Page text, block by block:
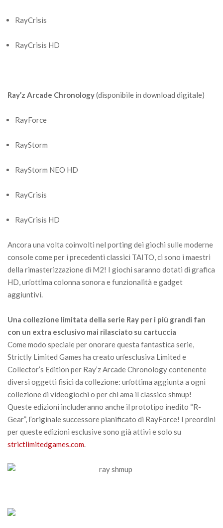
RayCrisis
RayCrisis HD
Ray’z Arcade Chronology(disponibile in download digitale)
RayForce
RayStorm
RayStorm NEO HD
RayCrisis
RayCrisis HD
Ancora una volta coinvolti nel porting dei giochi sulle moderne
console come per i precedenti classici TAITO, ci sono i maestri
della rimasterizzazione di M2! I giochi saranno dotati di grafica
HD, un’ottima colonna sonora e funzionalità e gadget
aggiuntivi.
Una collezione limitata della serie Ray per i più grandi fan
con un extra esclusivo mai rilasciato su cartuccia
Come modo speciale per onorare questa fantastica serie,
Strictly Limited Games ha creato un’esclusiva Limited e
Collector’s Edition per Ray’z Arcade Chronology contenente
diversi oggetti fisici da collezione: un’ottima aggiunta a ogni
collezione di videogiochi o per chi ama il classico shmup!
Queste edizioni includeranno anche il prototipo inedito “R-
Gear”, l’originale successore pianificato di RayForce! I preordini
per queste edizioni esclusive sono già attivi e solo su
strictlimitedgames.com.